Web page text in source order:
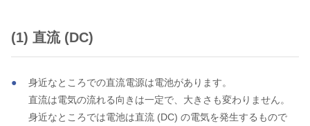
(1) 直流 (DC)
身近なところでの直流電源は電池があります。
直流は電気の流れる向きは一定で、大きさも変わりません。
身近なところでは電池は直流 (DC) の電気を発生するもので